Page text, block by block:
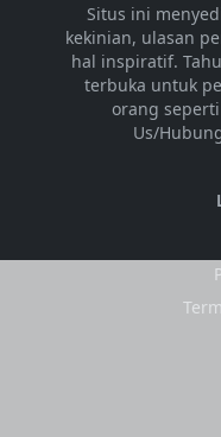
Situs ini
kekinian, ulasan
hal inspiratif.
terbuka untuk
orang
Us/